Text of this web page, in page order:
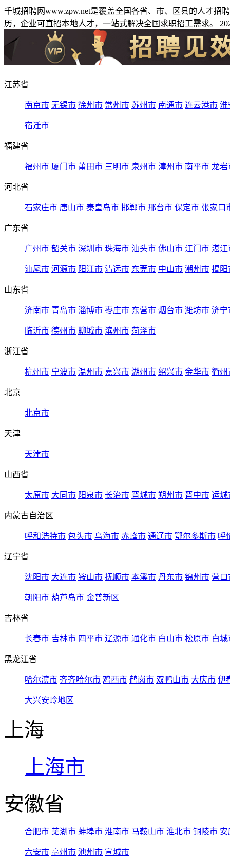
千城招聘网www.zpw.net是覆盖全国各省、市、区县的人才
历，企业可直招本地人才，一站式解决全国求职招工需求。
江苏省
南京市 无锡市 徐州市 常州市 苏州市 南通市 连云港市 淮
宿迁市
福建省
福州市 厦门市 莆田市 三明市 泉州市 漳州市 南平市 龙岩
河北省
石家庄市 唐山市 秦皇岛市 邯郸市 邢台市 保定市 张家口
广东省
广州市 韶关市 深圳市 珠海市 汕头市 佛山市 江门市 湛江
汕尾市 河源市 阳江市 清远市 东莞市 中山市 潮州市 揭阳
山东省
济南市 青岛市 淄博市 枣庄市 东营市 烟台市 潍坊市 济宁
临沂市 德州市 聊城市 滨州市 菏泽市
浙江省
杭州市 宁波市 温州市 嘉兴市 湖州市 绍兴市 金华市 衢州
北京
北京市
天津
天津市
山西省
太原市 大同市 阳泉市 长治市 晋城市 朔州市 晋中市 运城
内蒙古自治区
呼和浩特市 包头市 乌海市 赤峰市 通辽市 鄂尔多斯市 呼
辽宁省
沈阳市 大连市 鞍山市 抚顺市 本溪市 丹东市 锦州市 营口
朝阳市 葫芦岛市 金普新区
吉林省
长春市 吉林市 四平市 辽源市 通化市 白山市 松原市 白城
黑龙江省
哈尔滨市 齐齐哈尔市 鸡西市 鹤岗市 双鸭山市 大庆市 伊
大兴安岭地区
上海
上海市
安徽省
合肥市 芜湖市 蚌埠市 淮南市 马鞍山市 淮北市 铜陵市 安
六安市 亳州市 池州市 宣城市